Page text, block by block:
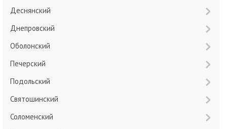
Деснянский
Днепровский
Оболонский
Печерский
Подольский
Святошинский
Соломенский